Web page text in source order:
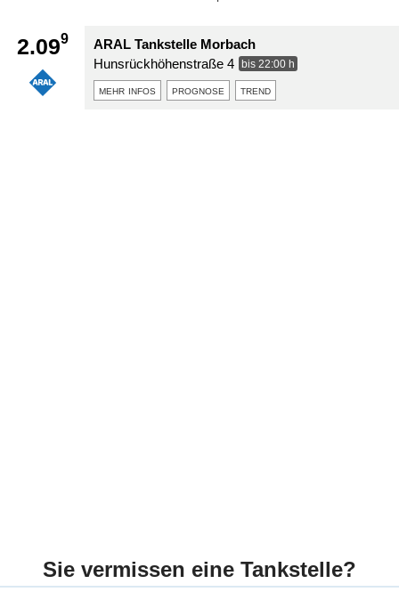
2.099
ARAL Tankstelle Morbach
Hunsrückhöhenstraße 4
bis 22:00 h
mehr infos prognose trend
Sie vermissen eine Tankstelle?